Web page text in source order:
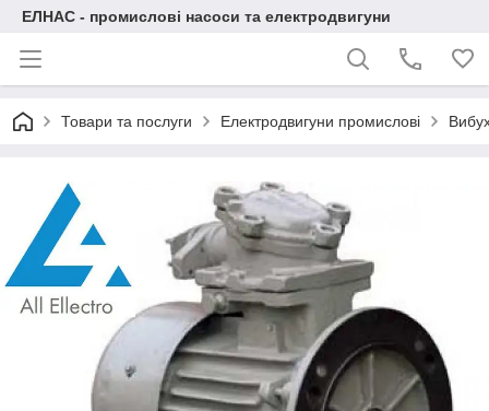
ЕЛНАС - промислові насоси та електродвигуни
Товари та послуги Електродвигуни промислові